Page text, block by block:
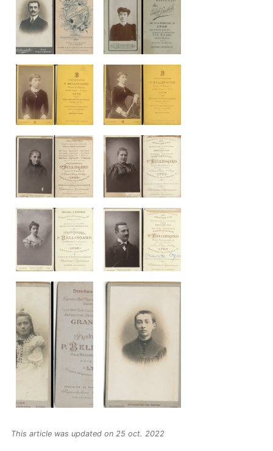
This article was updated on 25 oct. 2022